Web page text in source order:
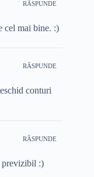
RĂSPUNDE
cel mai bine. :)
RĂSPUNDE
conturi
RĂSPUNDE
previzibil :)